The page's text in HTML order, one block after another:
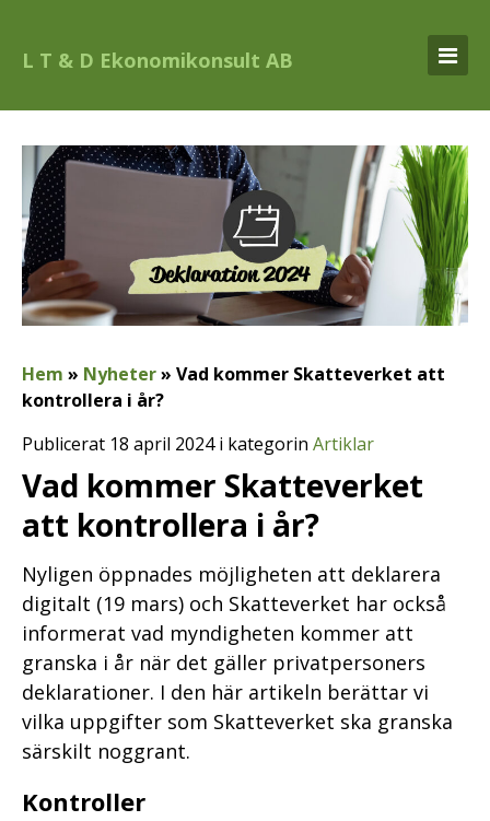
L T & D Ekonomikonsult AB
Hem » Nyheter» Vad kommer Skatteverket att
kontrollera i år?
Publicerat 18 april 2024 i kategorin Artiklar
Vad kommer Skatteverket
att kontrollera i år?
Nyligen öppnades möjligheten att deklarera
digitalt (19 mars) och Skatteverket har också
informerat vad myndigheten kommer att
granska i år när det gäller privatpersoners
deklarationer. I den här artikeln berättar vi
vilka uppgifter som Skatteverket ska granska
särskilt noggrant.
Kontroller